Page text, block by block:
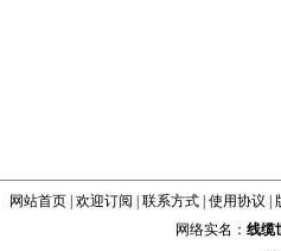
网站首页| 欢迎订阅 联系方式| 使用协议
网络实名： 线缆